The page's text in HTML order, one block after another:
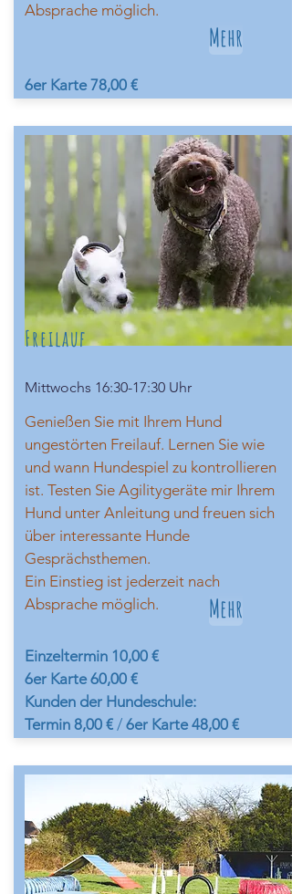
Absprache möglich.
Mehr
6er Karte 78,00 €
Freilauf
Mittwochs 16:30-17:30 Uhr
Genießen Sie mit Ihrem Hund
ungestörten Freilauf. Lernen Sie wie
und wann Hundespiel zu kontrollieren
ist. Testen Sie Agilitygeräte mir Ihrem
Hund unter Anleitung und freuen sich
über interessante Hunde
Gesprächsthemen.
Ein Einstieg ist jederzeit nach
Absprache möglich.
Mehr
Einzeltermin 10,00 €
6er Karte60,00 €
Kunden der Hundeschule:
Termin 8,00 € / 6er Karte 48,00 €